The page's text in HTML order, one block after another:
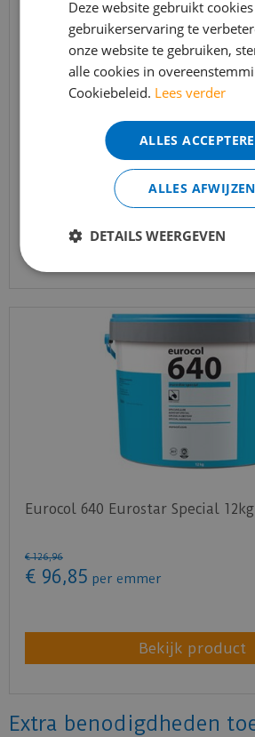
Thomsit PVC lijm K188 E
per emmer
Bekijk product
Eurocol 640 Eurostar Special 12kg
€ 126,96
€ 96,85 per emmer
Bekijk product
Extra benodigdheden
In verband met de
t/m 14 augustus
bereikbaar.
Bestelling worden
echter iets minder snel
gewend bent.
Voor vragen kan je ons
Deze website gebruikt
gebruikerservaring te
onze website te gebruiken,
alle cookies in
Cookiebeleid. Lees verder
ALLES
ALLES AFWIJZEN
DETAILS WEERGEVEN